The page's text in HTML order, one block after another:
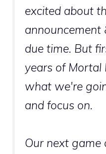
excited about
announcement
due time. But
years of Mortal
what we're
and focus on.
Our next game